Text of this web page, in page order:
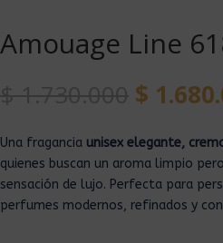
Amouage Line
$
Una fragancia unisex elegante,
quienes buscan un aroma limpio
sensación de lujo. Perfecta para
perfumes modernos, refinados y